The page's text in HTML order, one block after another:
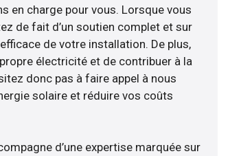
en charge pour vous. Lorsque vous
de fait d’un soutien complet et sur
de votre installation. De plus,
électricité et de contribuer à la
donc pas à faire appel à nous
solaire et réduire vos coûts
d’une expertise marquée sur